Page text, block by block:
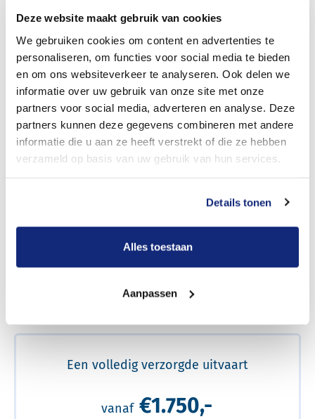
Deze website maakt gebruik van cookies
We gebruiken cookies om content en advertenties te
personaliseren, om functies voor social media te bieden
en om ons websiteverkeer te analyseren. Ook delen we
informatie over uw gebruik van onze site met onze
partners voor social media, adverteren en analyse. Deze
partners kunnen deze gegevens combineren met andere
informatie die u aan ze heeft verstrekt of die ze hebben
verzameld op basis van uw gebruik van hun services.
Details tonen
Alles toestaan
Aanpassen
Bekijk tarieven voor crematie
prijs
Een volledig verzorgde uitvaart
vanaf €1.750,-